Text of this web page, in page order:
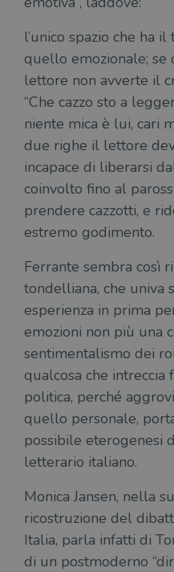
l’unico spazio che ha
quello emozionale;
lettore non avverte il
“Che cazzo sto a
niente mica è lui, cari
due righe il lettore
incapace di liberarsi
coinvolto fino al
prendere cazzotti, e
estremo godimento.
Ferrante sembra così
tondelliana, che univa
esperienza in prima
emozioni non più una
sentimentalismo dei
qualcosa che
politica, perché
quello personale,
possibile eterogenesi
letterario italiano.
Monica Jansen, nella
ricostruzione del
Italia, parla infatti di
di un postmoderno